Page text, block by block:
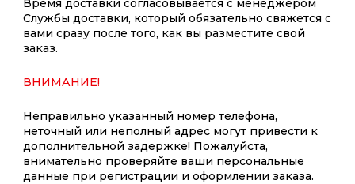
Время доставки согласовывается с менеджером
Службы доставки, который обязательно свяжется с
вами сразу после того, как вы разместите свой
заказ.
ВНИМАНИЕ!
Неправильно указанный номер телефона,
неточный или неполный адрес могут привести к
дополнительной задержке! Пожалуйста,
внимательно проверяйте ваши персональные
данные при регистрации и оформлении заказа.